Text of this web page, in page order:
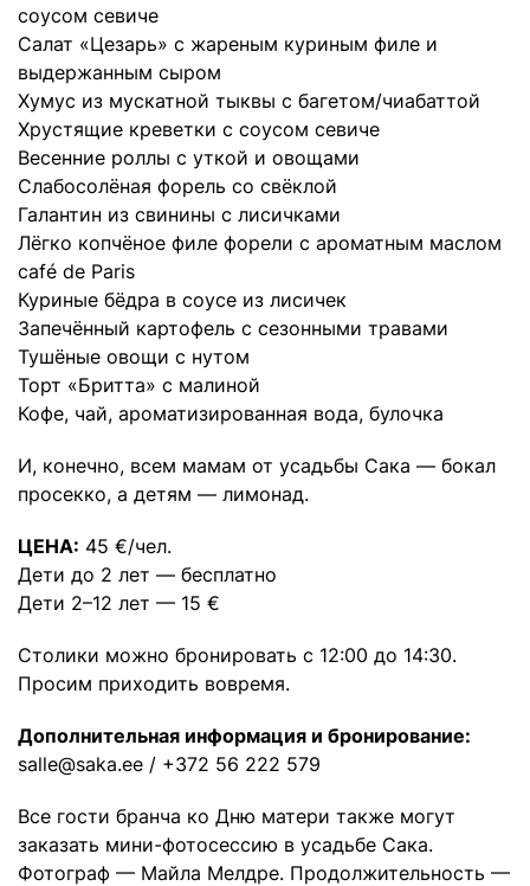
соусом севиче
Салат «Цезарь» с жареным куриным филе и
выдержанным сыром
Хумус из мускатной тыквы с багетом/чиабаттой
Хрустящие креветки с соусом севиче
Весенние роллы с уткой и овощами
Слабосолёная форель со свёклой
Галантин из свинины с лисичками
Лёгко копчёное филе форели с ароматным маслом
café de Paris
Куриные бёдра в соусе из лисичек
Запечённый картофель с сезонными травами
Тушёные овощи с нутом
Торт «Бритта» с малиной
Кофе, чай, ароматизированная вода, булочка
И, конечно, всем мамам от усадьбы Сака — бокал
просекко, а детям — лимонад.
ЦЕНА: 45 €/чел.
Дети до 2 лет — бесплатно
Дети 2–12 лет — 15 €
Столики можно бронировать с 12:00 до 14:30.
Просим приходить вовремя.
Дополнительная информация и бронирование:
salle@saka.ee / +372 56 222 579
Все гости бранча ко Дню матери также могут
заказать мини-фотосессию в усадьбе Сака.
Фотограф — Майла Мелдре. Продолжительность —